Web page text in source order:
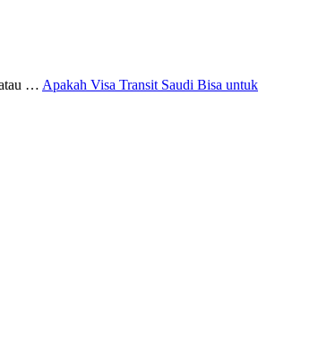
… Apakah Visa Transit Saudi Bisa untuk